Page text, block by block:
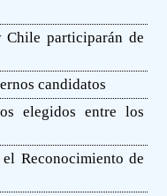
Chile participarán de
candidatos
elegidos entre los
Reconocimiento de